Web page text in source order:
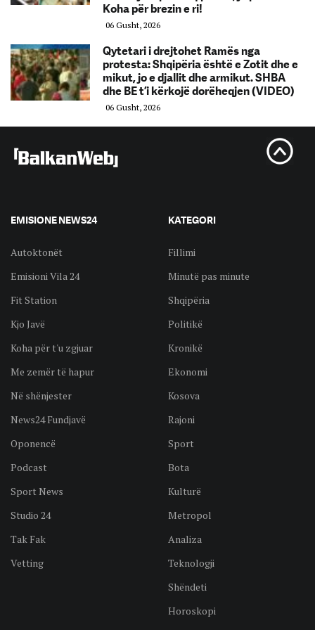
Koha për brezin e ri!
06 Gusht, 2026
Qytetari i drejtohet Ramës nga
protesta: Shqipëria është e Zotit dhe e
mikut, jo e djallit dhe armikut. SHBA
dhe BE t’i kërkojë dorëheqjen (VIDEO)
06 Gusht, 2026
EMISIONE NEWS24
Autoktonët
Emisioni Vila 24
Fit Station
Kjo Javë
Koha për t'u zgjuar
Me zemër të hapur
Në shënjester
News24 Fundjavë
Oponencë
Podcast
Sport News
Studio 24
Tak Fak
Vetting
KATEGORI
Fillimi
Minutë pas minute
Shqipëria
Politikë
Kronikë
Ekonomi
Kosova
Rajoni
Sport
Bota
Kulturë
Metropol
Analiza
Teknologji
Shëndeti
Horoskopi